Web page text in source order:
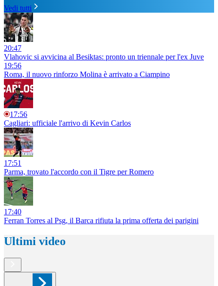
Vedi tutti
20:47
Vlahovic si avvicina al Besiktas: pronto un triennale per l'ex Juve
19:56
Roma, il nuovo rinforzo Molina è arrivato a Ciampino
17:56
Cagliari: ufficiale l'arrivo di Kevin Carlos
17:51
Parma, trovato l'accordo con il Tigre per Romero
17:40
Ferran Torres al Psg, il Barca rifiuta la prima offerta dei parigini
Ultimi video